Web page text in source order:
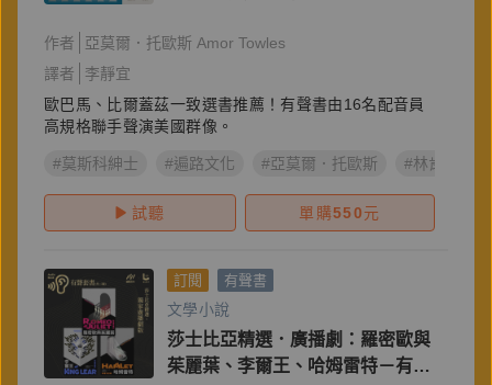
作者
亞莫爾．托歐斯 Amor Towles
譯者
李靜宜
歐巴馬、比爾蓋茲一致選書推薦！有聲書由16名配音員
高規格聯手聲演美國群像。
#莫斯科紳士 #遍路文化 #亞莫爾．托歐斯 #林肯公路
試聽 單購550元
訂閱 有聲書
文學小說
莎士比亞精選．廣播劇：羅密歐與
茱麗葉、李爾王、哈姆雷特－有聲